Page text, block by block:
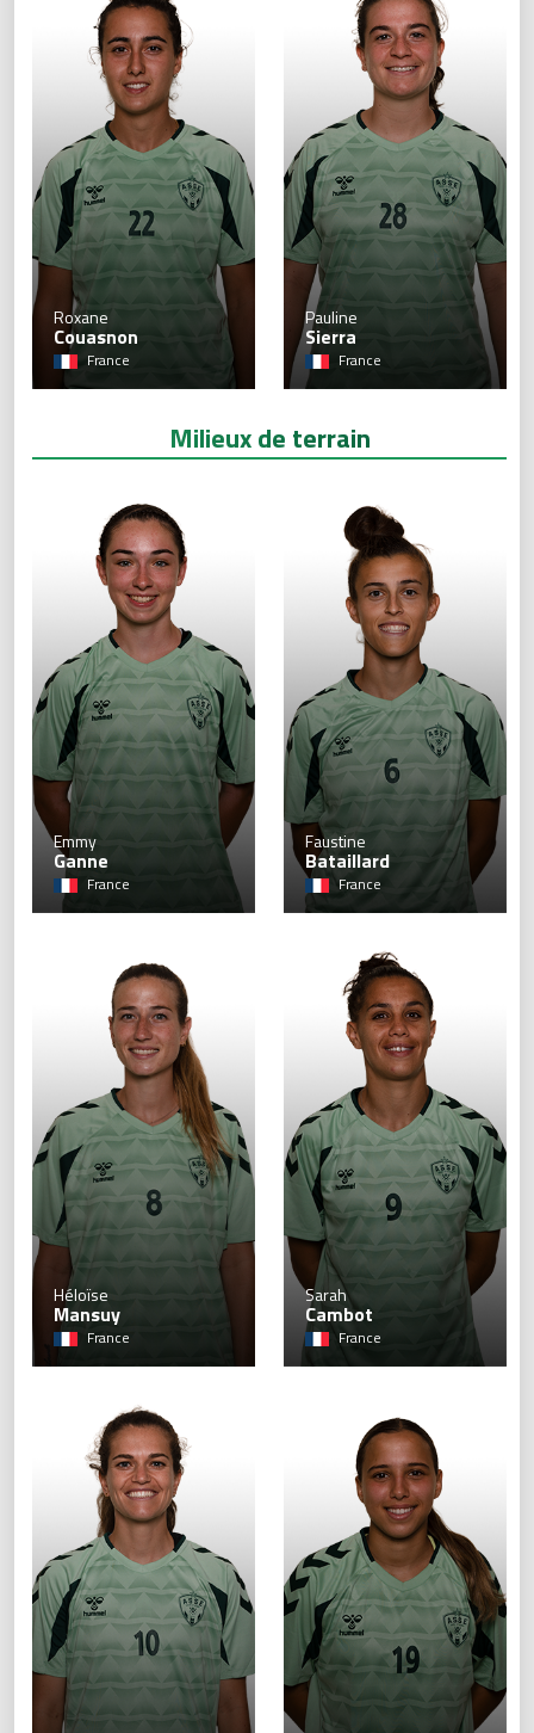
22
Roxane
Couasnon
France
Pauline
Sierra
France
Milieux de terrain
Emmy
Ganne
France
Faustine
Bataillard
France
8
Héloïse
Mansuy
France
Sarah
Cambot
France